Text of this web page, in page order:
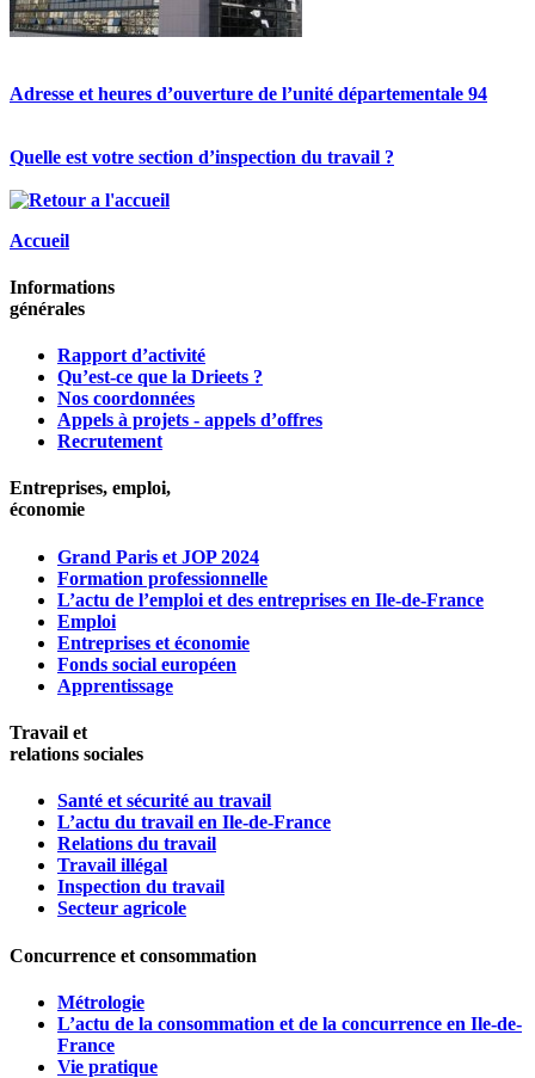
Adresse et heures d’ouverture de l’unité départementale 94
Quelle est votre section d’inspection du travail ?
Accueil
Informations
générales
Rapport d’activité
Qu’est-ce que la Drieets ?
Nos coordonnées
Appels à projets - appels d’offres
Recrutement
Entreprises, emploi,
économie
Grand Paris et JOP 2024
Formation professionnelle
L’actu de l’emploi et des entreprises en Ile-de-France
Emploi
Entreprises et économie
Fonds social européen
Apprentissage
Travail et
relations sociales
Santé et sécurité au travail
L’actu du travail en Ile-de-France
Relations du travail
Travail illégal
Inspection du travail
Secteur agricole
Concurrence et consommation
Métrologie
L’actu de la consommation et de la concurrence en Ile-de-
France
Vie pratique